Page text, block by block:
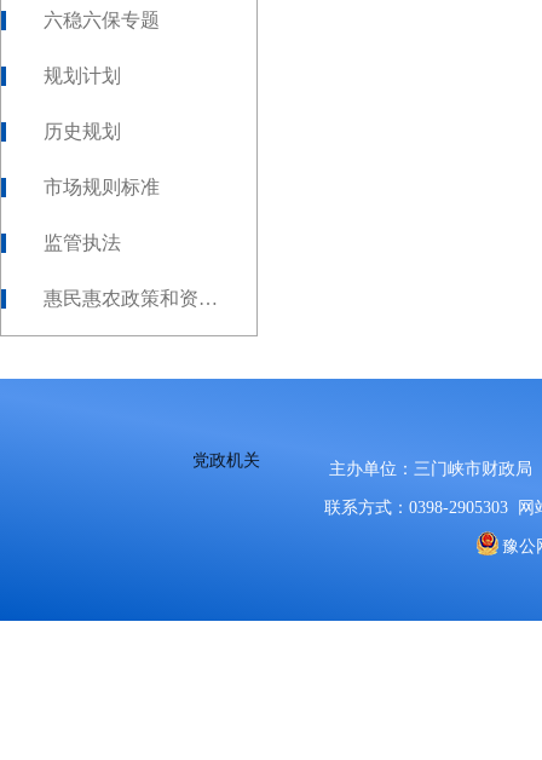
六稳六保专题
规划计划
历史规划
市场规则标准
监管执法
惠民惠农政策和资金发放
党政机关 主办单位：三门峡市财政局
联系方式：0398-2905303 网
豫公